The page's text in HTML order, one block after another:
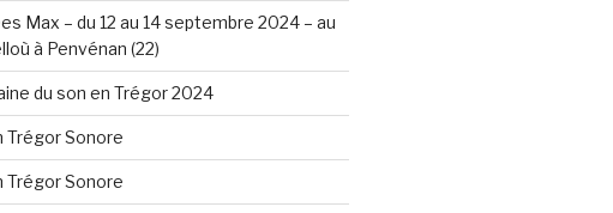
Max – du 12 au 14 septembre 2024 – au
à Penvénan (22)
du son en Trégor 2024
Trégor Sonore
Trégor Sonore